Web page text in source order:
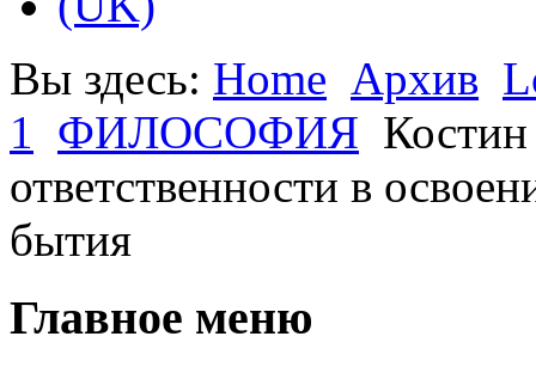
Вы здесь: Home Архив
1 ФИЛОСОФИЯ
ответственности в
бытия
Главное меню